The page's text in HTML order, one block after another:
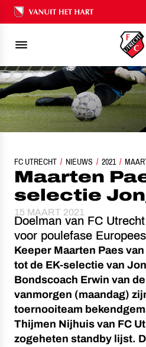
Ons nalatenschap
FC UTRECHT NIEUWS 2021
MAARTEN PAES IN
Maarten
selectie
15 MAART 2021
Doelman van FC
voor poulefase
Keeper Maarten Paes
tot de EK-selectie van
Bondscoach Erwin van
vanmorgen (maandag)
toernooiteam
Thijmen Nijhuis van FC
zogeheten standby lijst.